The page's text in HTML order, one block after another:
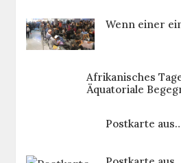
Wenn einer
Afrikanisches
Äquatoriale
Postkarte